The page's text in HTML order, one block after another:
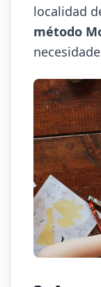
localidad
método